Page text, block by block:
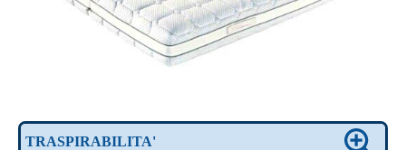
TRASPIRABILITA'